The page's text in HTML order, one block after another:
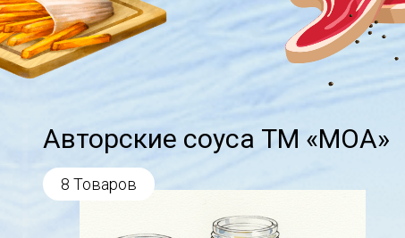
Авторские соуса ТМ «МОА»
8 Товаров